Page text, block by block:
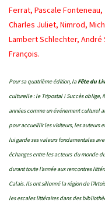
Ferrat, Pascale
Charles Juliet, Nimrod,
Lambert Schlechter, André
François.
Pour sa quatrième édition, laFête du
culturelle : le Tripostal ! Succès oblige,
années comme un événement culturel
pour accueillir les visiteurs, les auteurs
lui garde ses valeurs fondamentales
échanges entre les acteurs du monde
durant toute l’année aux rencontres
Calais. Ils ont sillonné la région de
les escales littéraires dans des